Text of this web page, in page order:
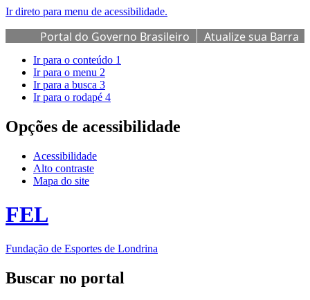
Ir direto para menu de acessibilidade.
Portal do Governo Brasileiro
Atualize sua Barra
de Governo
Ir para o conteúdo 1
Ir para o menu 2
Ir para a busca 3
Ir para o rodapé 4
Opções de acessibilidade
Acessibilidade
Alto contraste
Mapa do site
FEL
Fundação de Esportes de Londrina
Buscar no portal